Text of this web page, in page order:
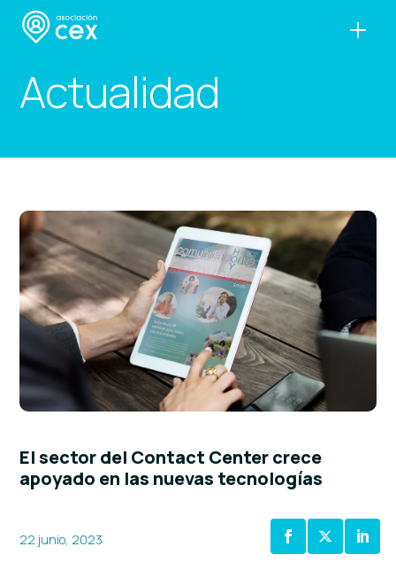
Actualidad
El sector del Contact Center crece
apoyado en las nuevas tecnologías
22 junio, 2023